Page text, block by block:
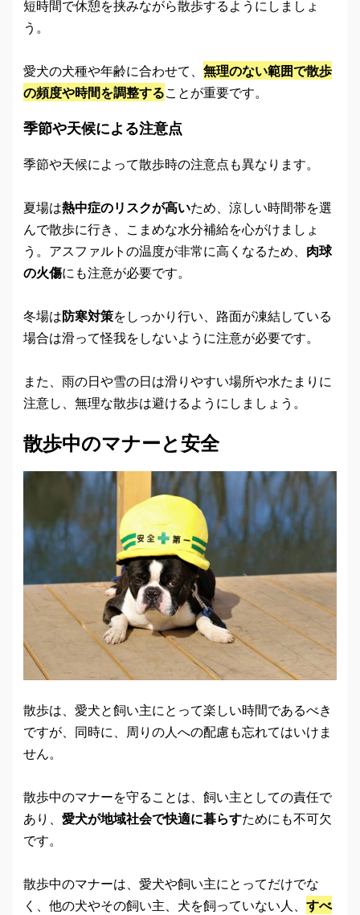
短時間で休憩を挟みながら散歩するようにしましょ
う。
愛犬の犬種や年齢に合わせて、 無理のない範囲で散歩
の頻度や時間を調整することが重要です。
季節や天候による注意点
季節や天候によって散歩時の注意点も異なります。
夏場は熱中症のリスクが高いため、涼しい時間帯を選
んで散歩に行き、こまめな水分補給を心がけましょ
う。アスファルトの温度が非常に高くなるため、 肉球
の火傷にも注意が必要です。
冬場は防寒対策をしっかり行い、路面が凍結している
場合は滑って怪我をしないように注意が必要です。
また、雨の日や雪の日は滑りやすい場所や水たまりに
注意し、無理な散歩は避けるようにしましょう。
散歩中のマナーと安全
散歩は、愛犬と飼い主にとって楽しい時間であるべき
ですが、同時に、周りの人への配慮も忘れてはいけま
せん。
散歩中のマナーを守ることは、飼い主としての責任で
あり、 愛犬が地域社会で快適に暮らすためにも不可欠
です。
散歩中のマナーは、愛犬や飼い主にとってだけでな
く、他の犬やその飼い主、犬を飼っていない人、 すべ